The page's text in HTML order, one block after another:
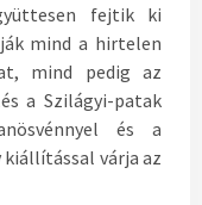
fejtik ki
mind a hirtelen
mind pedig az
a Szilágyi-patak
és a
várja az